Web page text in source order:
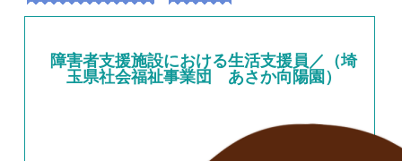
障害者支援施設における生活支援員／（埼
玉県社会福祉事業団 あさか向陽園）